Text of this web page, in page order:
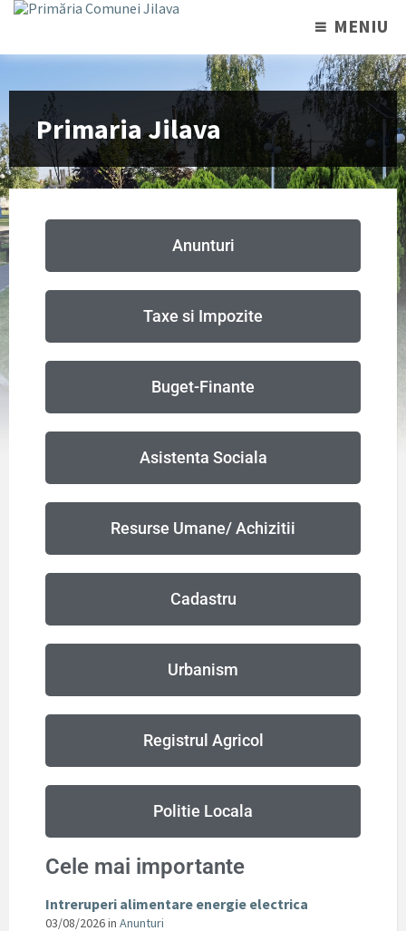
MENIU
Primaria Jilava
Anunturi
Taxe si Impozite
Buget-Finante
Asistenta Sociala
Resurse Umane/ Achizitii
Cadastru
Urbanism
Registrul Agricol
Politie Locala
Cele mai importante
Intreruperi alimentare energie electrica
03/08/2026in Anunturi